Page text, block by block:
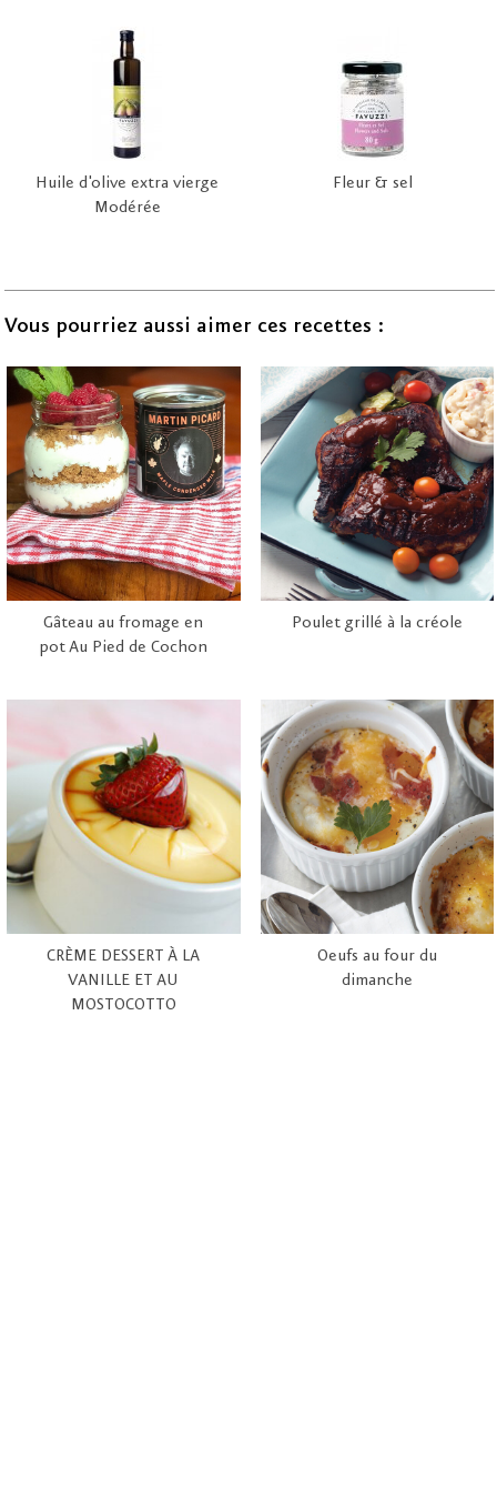
Huile d'olive extra vierge
Modérée
Fleur & sel
Vous pourriez aussi aimer ces recettes :
Gâteau au fromage en
pot Au Pied de Cochon
Poulet grillé à la créole
CRÈME DESSERT À LA
VANILLE ET AU
MOSTOCOTTO
Oeufs au four du
dimanche